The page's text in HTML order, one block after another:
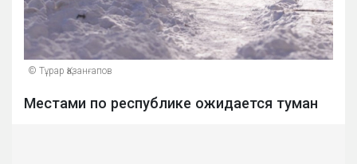
© Тұрар Қазанғапов
Местами по республике ожидается туман